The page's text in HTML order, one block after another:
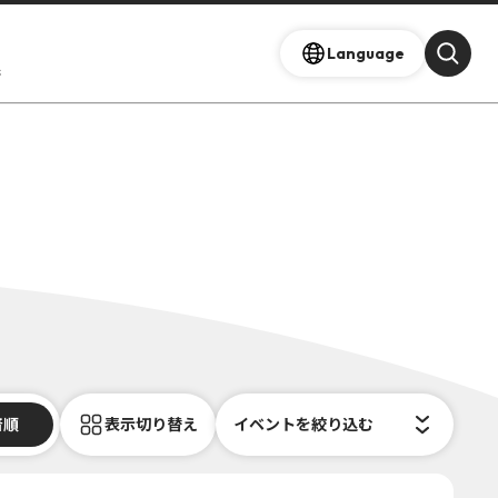
Language
順 表示切り替え イベントを絞り込む